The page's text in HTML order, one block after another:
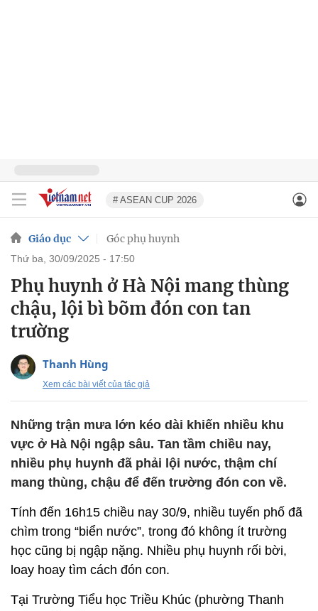
# ASEAN CUP 2026
Giáo dục Góc phụ huynh
thứ ba, 30/09/2025 - 17:50
Phụ huynh ở Hà Nội mang thùng
chậu, lội bì bõm đón con tan
trường
Thanh Hùng
Xem các bài viết của tác giả
Những trận mưa lớn kéo dài khiến nhiều khu
vực ở Hà Nội ngập sâu. Tan tầm chiều nay,
nhiều phụ huynh đã phải lội nước, thậm chí
mang thùng, chậu để đến trường đón con về.
Tính đến 16h15 chiều nay 30/9, nhiều tuyến phố đã
chìm trong “biển nước”, trong đó không ít trường
học cũng bị ngập nặng. Nhiều phụ huynh rối bời,
loay hoay tìm cách đón con.
Tại Trường Tiểu học Triều Khúc (phường Thanh